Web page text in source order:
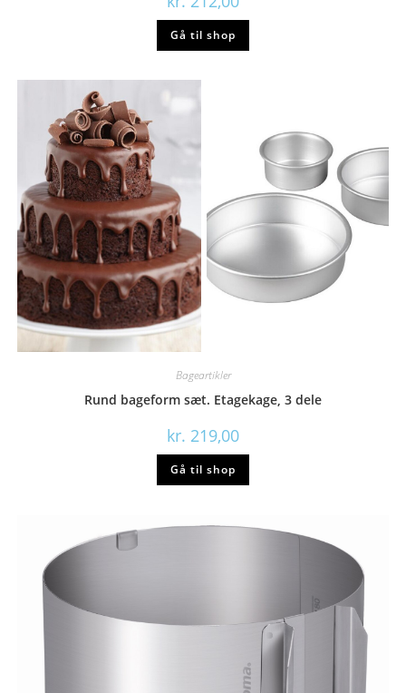
Gå til shop
Bageartikler
Rund bageform sæt. Etagekage, 3 dele
kr. 219,00
Gå til shop